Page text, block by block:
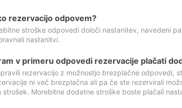
rezervacijo odpovem?
stroške odpovedi določi nastanitev, navedeni
nastanitvi.
v primeru odpovedi rezervacije plačati
rezervacijo z možnostjo brezplačne odpovedi,
ni več brezplačna ali pa če ste rezervirali
strošek. Morebitne dodatne stroške boste plačali